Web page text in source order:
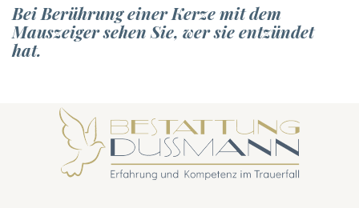
Bei Berührung einer Kerze mit dem
Mauszeiger sehen Sie, wer sie entzündet
hat.